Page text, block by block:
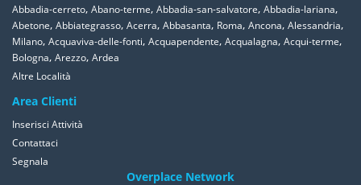
Abbadia-cerreto, Abano-terme, Abbadia-san-salvatore, Abbadia-lariana,
Abetone, Abbiategrasso, Acerra, Abbasanta, Roma, Ancona, Alessandria,
Milano, Acquaviva-delle-fonti, Acquapendente, Acqualagna, Acqui-terme,
Bologna, Arezzo, Ardea
Altre Località
Area Clienti
Inserisci Attività
Contattaci
Segnala
Overplace Network